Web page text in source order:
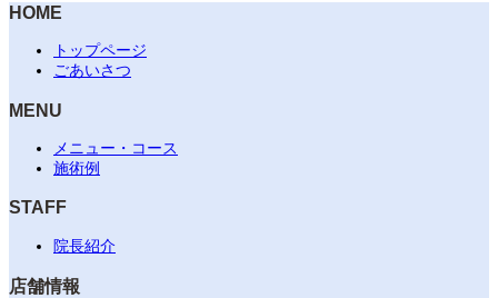
HOME
トップページ
ごあいさつ
MENU
メニュー・コース
施術例
STAFF
院長紹介
店舗情報